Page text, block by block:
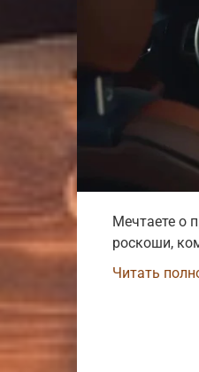
Мечтаете о
роскоши,
Читать